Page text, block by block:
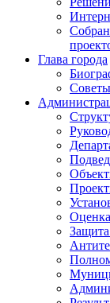
Глава города